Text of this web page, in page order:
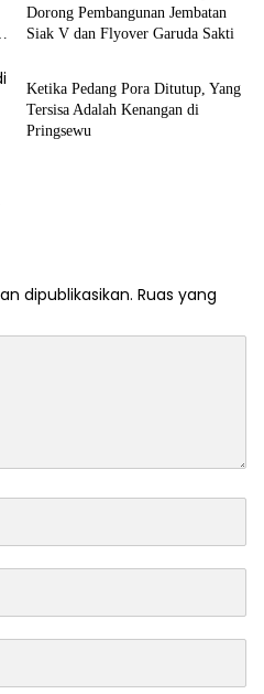
Dorong Pembangunan Jembatan
Siak V dan Flyover Garuda Sakti
Daerah
Ketika Pedang Pora Ditutup, Yang
Tersisa Adalah Kenangan di
Pringsewu
dipublikasikan. Ruas yang